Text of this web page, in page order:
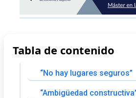
Tabla de contenido
“No hay lugares seguros”
“Ambigüedad